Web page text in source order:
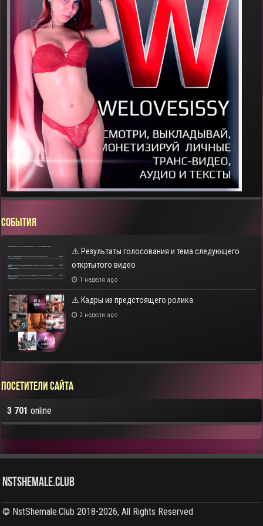
СОБЫТИЯ
⚠️ Результаты голосования и тема следующего
откртытого видео
1 неделя ago
⚠️ Кадры из предстоящего ролика
2 недели ago
Посетители сайта
3 701 online
NstShemale.Club
© NstShemale.Club 2018-2026, All Rights Reserved